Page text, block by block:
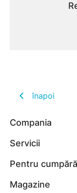
înapoi
Compania
Servicii
Pentru
Magazine